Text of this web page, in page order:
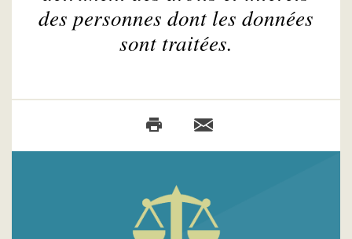
des personnes dont les données
sont traitées.